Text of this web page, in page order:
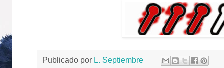
Publicado por L. Septiembre